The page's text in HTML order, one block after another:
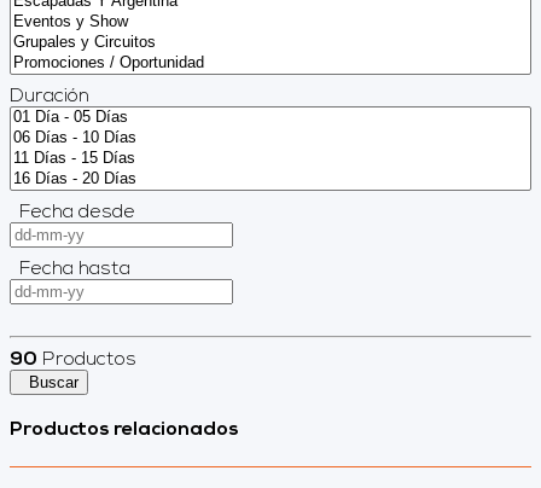
Duración
Fecha desde
Fecha hasta
90 Productos
Buscar
Productos relacionados